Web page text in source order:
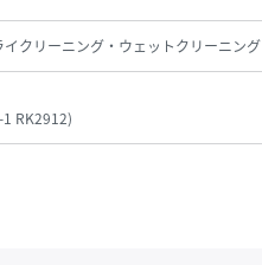
イクリーニング・ウェットクリーニング
RK2912)